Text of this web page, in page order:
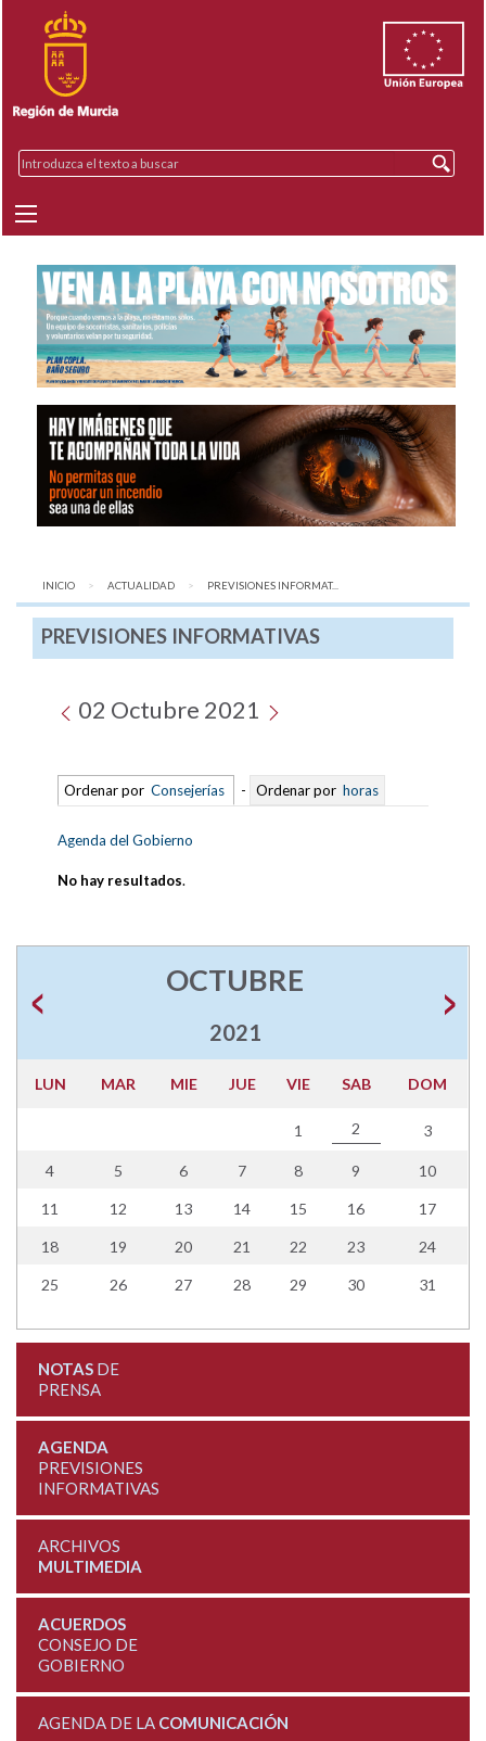
INICIO ACTUALIDAD AQUÍ:
PREVISIONES INFORMAT...
PREVISIONES INFORMATIVAS
02 Octubre 2021
Ordenar por Consejerías - Ordenar por horas
Agenda del Gobierno
No hay resultados.
OCTUBRE
2021
LUN MAR MIE JUE VIE SAB DOM
1 2 3
4 5 6 7 8 9 10
11 12 13 14 15 16 17
18 19 20 21 22 23 24
25 26 27 28 29 30 31
NOTASDE
PRENSA
AGENDA
PREVISIONES
INFORMATIVAS
ARCHIVOS
MULTIMEDIA
ACUERDOS
CONSEJO DE
GOBIERNO
AGENDA DE LA COMUNICACIÓN